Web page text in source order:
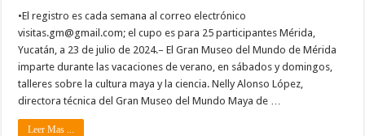
•El registro es cada semana al correo electrónico
visitas.gm@gmail.com; el cupo es para 25 participantes Mérida,
Yucatán, a 23 de julio de 2024.– El Gran Museo del Mundo de Mérida
imparte durante las vacaciones de verano, en sábados y domingos,
talleres sobre la cultura maya y la ciencia. Nelly Alonso López,
directora técnica del Gran Museo del Mundo Maya de …
Leer Mas ...